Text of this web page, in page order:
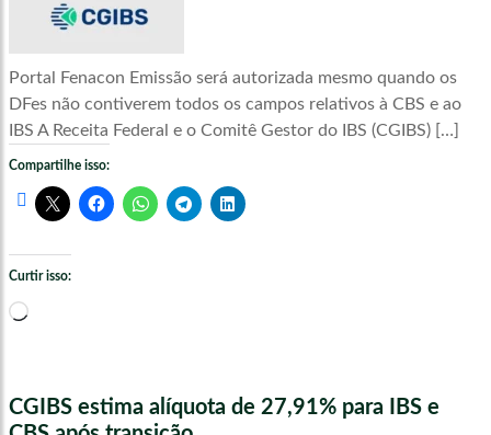
Portal Fenacon Emissão será autorizada mesmo quando os
DFes não contiverem todos os campos relativos à CBS e ao
IBS A Receita Federal e o Comitê Gestor do IBS (CGIBS) […]
Compartilhe isso:
Curtir isso:
Carregando...
CGIBS estima alíquota de 27,91% para IBS e